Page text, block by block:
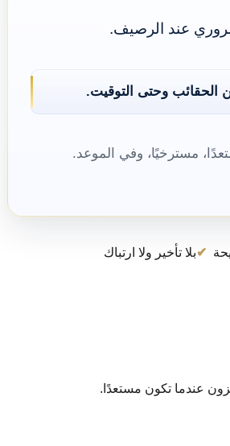
عند الرصيف.
وحتى التوقيت.
مسترخيًا، وفي الموعد.
بلا تأخير ولا ارتباك
عندما تكون مستعدًا.